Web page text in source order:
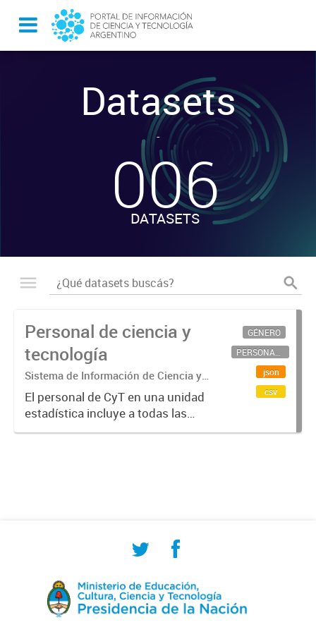
Datasets
-
006
DATASETS
Personal de ciencia y
tecnología
Sistema de Información de Ciencia y
Tecnología Argentino (SICYTAR)
El personal de CyT en una unidad
estadística incluye a todas las
personas involucradas
GÉNERO
PERSONAL CIENTÍFICO-TECNOLÓGICO
json
csv